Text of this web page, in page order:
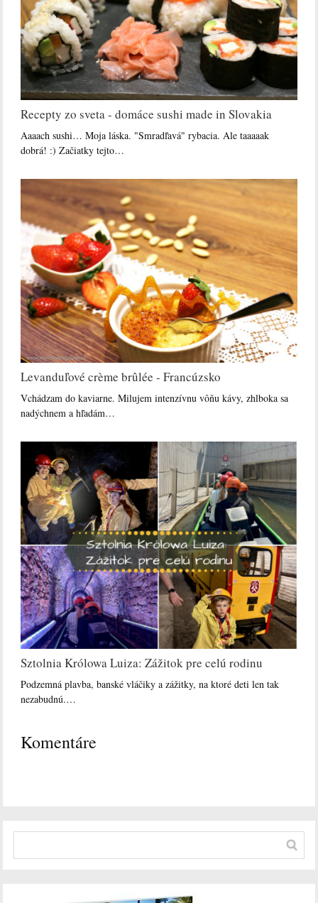
Recepty zo sveta - domáce sushi made in Slovakia
Aaaach sushi… Moja láska. "Smradľavá" rybacia. Ale taaaaak
dobrá! :) Začiatky tejto…
Levanduľové crème brûlée - Francúzsko
Vchádzam do kaviarne. Milujem intenzívnu vôňu kávy, zhlboka sa
nadýchnem a hľadám…
Sztolnia Królowa Luiza: Zážitok pre celú rodinu
Podzemná plavba, banské vláčiky a zážitky, na ktoré deti len tak
nezabudnú.…
Komentáre